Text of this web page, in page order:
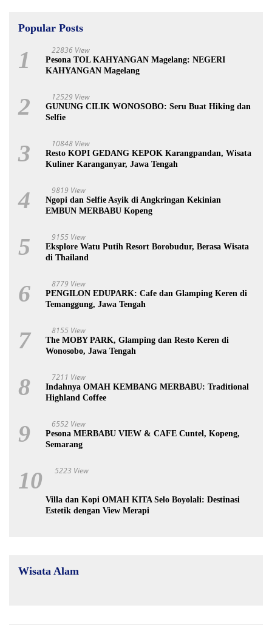
Popular Posts
1 22836 View
Pesona TOL KAHYANGAN Magelang: NEGERI
KAHYANGAN Magelang
2 12529 View
GUNUNG CILIK WONOSOBO: Seru Buat Hiking dan
Selfie
3 10848 View
Resto KOPI GEDANG KEPOK Karangpandan, Wisata
Kuliner Karanganyar, Jawa Tengah
4 9819 View
Ngopi dan Selfie Asyik di Angkringan Kekinian
EMBUN MERBABU Kopeng
5 9155 View
Eksplore Watu Putih Resort Borobudur, Berasa Wisata
di Thailand
6 8779 View
PENGILON EDUPARK: Cafe dan Glamping Keren di
Temanggung, Jawa Tengah
7 8155 View
The MOBY PARK, Glamping dan Resto Keren di
Wonosobo, Jawa Tengah
8 7211 View
Indahnya OMAH KEMBANG MERBABU: Traditional
Highland Coffee
9 6552 View
Pesona MERBABU VIEW & CAFE Cuntel, Kopeng,
Semarang
10 5223 View
Villa dan Kopi OMAH KITA Selo Boyolali: Destinasi
Estetik dengan View Merapi
Wisata Alam